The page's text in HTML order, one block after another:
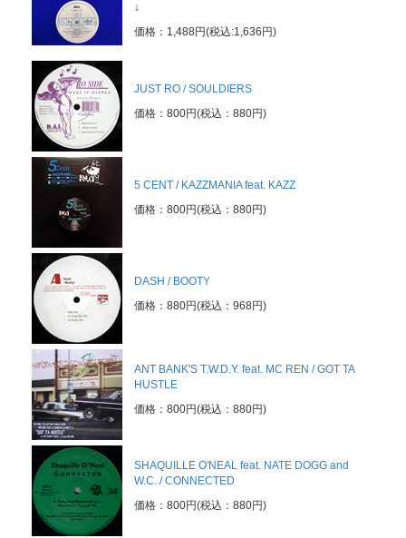
↓
価格：1,488円(税込:1,636円)
JUST RO / SOULDIERS
価格：800円(税込：880円)
5 CENT / KAZZMANIA feat. KAZZ
価格：800円(税込：880円)
DASH / BOOTY
価格：880円(税込：968円)
ANT BANK'S T.W.D.Y. feat. MC REN / GOT TA
HUSTLE
価格：800円(税込：880円)
SHAQUILLE O'NEAL feat. NATE DOGG and
W.C. / CONNECTED
価格：800円(税込：880円)